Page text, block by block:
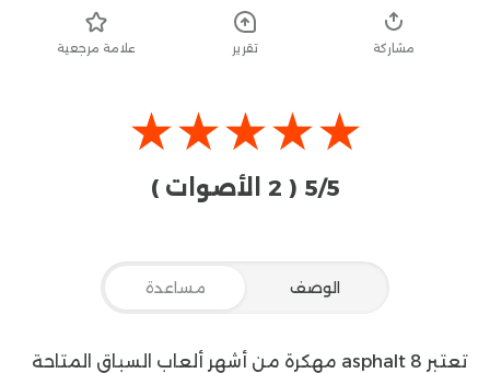
مشاركة تقرير علامة مرجعية
★
★
★
★
★
5/5 ( 2 الأصوات )
الوصف مساعدة
تعتبر asphalt 8 مهكرة
من أشهر ألعاب السباق المتاحة